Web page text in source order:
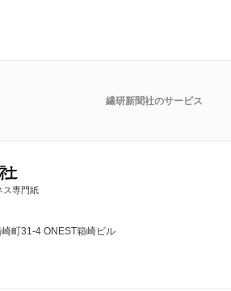
繊研新聞社のサービス
ス専門紙
町31-4 ONEST箱崎ビル